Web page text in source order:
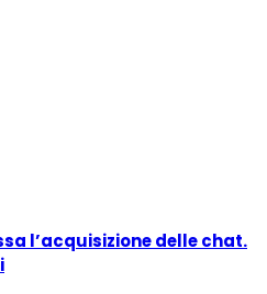
l’acquisizione delle chat.